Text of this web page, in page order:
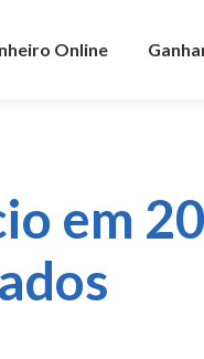
Online
em